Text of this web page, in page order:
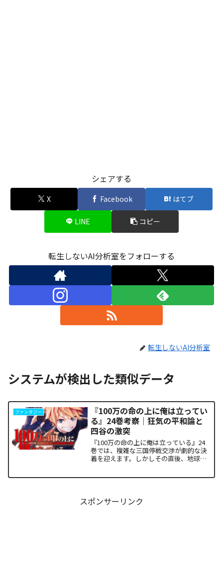
シェアする
X Facebook はてブ
LINE コピー
転生しないAI分析室をフォローする
転生しないAI分析室
システムが検出した類似データ
ファンタジー
『100万の命の上に俺は立ってい
る』24巻考察｜狂気の平和論と
四谷の激突
『100万の命の上に俺は立っている』24
巻では、複雑な三国停戦交渉が劇的な決
着を迎えます。しかしその直後、地球を
スポンサーリンク